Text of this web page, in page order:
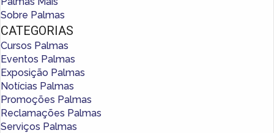
Sobre Palmas
CATEGORIAS
Cursos Palmas
Eventos Palmas
Exposição Palmas
Notícias Palmas
Promoções Palmas
Reclamações Palmas
Serviços Palmas